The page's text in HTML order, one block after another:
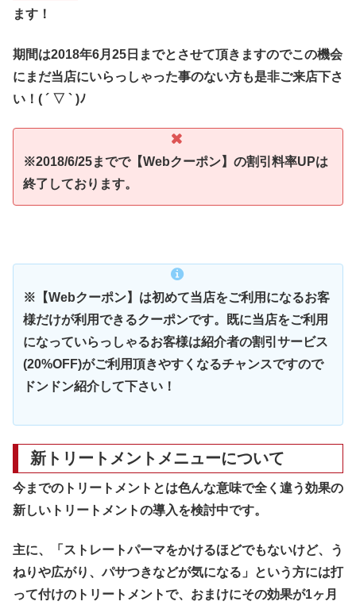
ます！
期間は2018年6月25日までとさせて頂きますのでこの機会
にまだ当店にいらっしゃった事のない方も是非ご来店下さ
い！( ´ ▽ ` )ﾉ
※2018/6/25までで【Webクーポン】の割引料率UPは
終了しております。
※【Webクーポン】は初めて当店をご利用になるお客
様だけが利用できるクーポンです。既に当店をご利用
になっていらっしゃるお客様は紹介者の割引サービス
(20%OFF)がご利用頂きやすくなるチャンスですので
ドンドン紹介して下さい！
新トリートメントメニューについて
今までのトリートメントとは色んな意味で全く違う効果の
新しいトリートメントの導入を検討中です。
主に、「ストレートパーマをかけるほどでもないけど、う
ねりや広がり、パサつきなどが気になる」という方には打
って付けのトリートメントで、おまけにその効果が1ヶ月